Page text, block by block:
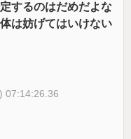
するのはだめだよな
は妨げてはいけない
07:14:26.36